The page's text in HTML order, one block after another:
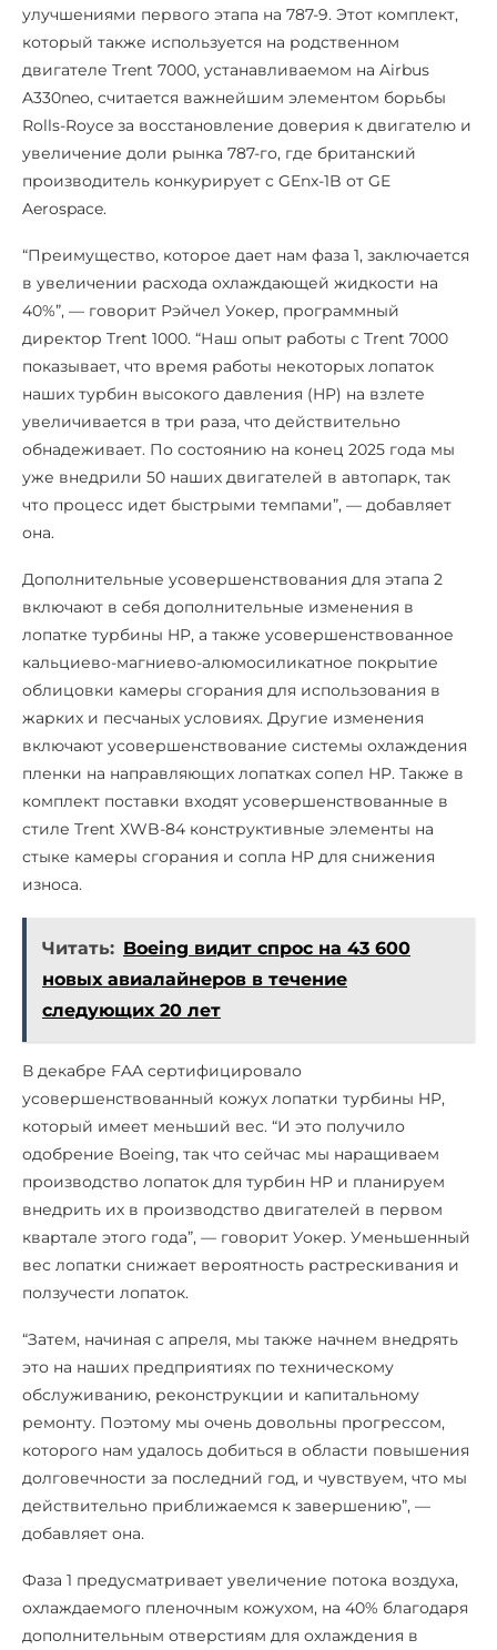
улучшениями первого этапа на 787-9. Этот комплект,
который также используется на родственном
двигателе Trent 7000, устанавливаемом на Airbus
A330neo, считается важнейшим элементом борьбы
Rolls-Royce за восстановление доверия к двигателю и
увеличение доли рынка 787-го, где британский
производитель конкурирует с GEnx-1B от GE
Aerospace.
“Преимущество, которое дает нам фаза 1, заключается
в увеличении расхода охлаждающей жидкости на
40%”, — говорит Рэйчел Уокер, программный
директор Trent 1000. “Наш опыт работы с Trent 7000
показывает, что время работы некоторых лопаток
наших турбин высокого давления (HP) на взлете
увеличивается в три раза, что действительно
обнадеживает. По состоянию на конец 2025 года мы
уже внедрили 50 наших двигателей в автопарк, так
что процесс идет быстрыми темпами”, — добавляет
она.
Дополнительные усовершенствования для этапа 2
включают в себя дополнительные изменения в
лопатке турбины HP, а также усовершенствованное
кальциево-магниево-алюмосиликатное покрытие
облицовки камеры сгорания для использования в
жарких и песчаных условиях. Другие изменения
включают усовершенствование системы охлаждения
пленки на направляющих лопатках сопел HP. Также в
комплект поставки входят усовершенствованные в
стиле Trent XWB-84 конструктивные элементы на
стыке камеры сгорания и сопла HP для снижения
износа.
Читать: Boeing видит спрос на 43 600
новых авиалайнеров в течение
следующих 20 лет
В декабре FAA сертифицировало
усовершенствованный кожух лопатки турбины HP,
который имеет меньший вес. “И это получило
одобрение Boeing, так что сейчас мы наращиваем
производство лопаток для турбин HP и планируем
внедрить их в производство двигателей в первом
квартале этого года”, — говорит Уокер. Уменьшенный
вес лопатки снижает вероятность растрескивания и
ползучести лопаток.
“Затем, начиная с апреля, мы также начнем внедрять
это на наших предприятиях по техническому
обслуживанию, реконструкции и капитальному
ремонту. Поэтому мы очень довольны прогрессом,
которого нам удалось добиться в области повышения
долговечности за последний год, и чувствуем, что мы
действительно приближаемся к завершению”, —
добавляет она.
Фаза 1 предусматривает увеличение потока воздуха,
охлаждаемого пленочным кожухом, на 40% благодаря
дополнительным отверстиям для охлаждения в